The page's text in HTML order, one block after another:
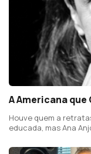
A Americana
Houve quem a
educada, mas Ana